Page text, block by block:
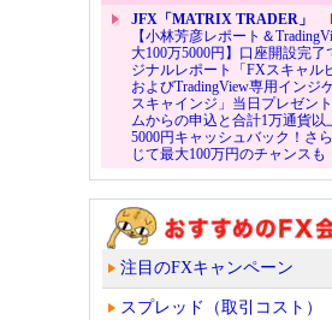
JFX「MATRIX TRADER」
【小林芳彦レポート＆
大100万5000円】口座開設完了
ジナルレポート「FXスキャル
およびTradingView専用インジ
スキャインジ」当日プレゼン
ムからの申込と合計1万通貨以
5000円キャッシュバック！さ
じて最大100万円のチャンスも
注目のFXキャンペーン
スプレッド（取引コスト）